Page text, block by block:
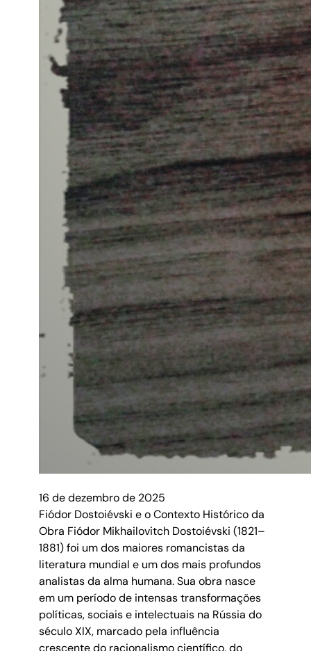
16 de dezembro de 2025
Fiódor Dostoiévski e o Contexto Histórico da
Obra Fiódor Mikhailovitch Dostoiévski (1821–
1881) foi um dos maiores romancistas da
literatura mundial e um dos mais profundos
analistas da alma humana. Sua obra nasce
em um período de intensas transformações
políticas, sociais e intelectuais na Rússia do
século XIX, marcado pela influência
crescente do racionalismo científico, do